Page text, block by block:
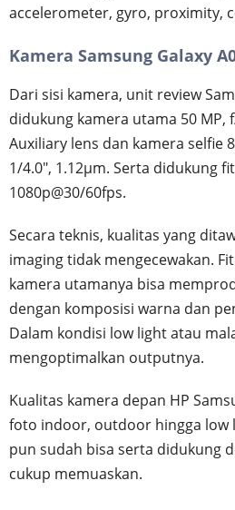
accelerometer, gyro, proximity,
Kamera Samsung Galaxy
Dari sisi kamera, unit review
didukung kamera utama 50 MP,
Auxiliary lens dan kamera selfie
1/4.0", 1.12µm. Serta didukung
1080p@30/60fps.
Secara teknis, kualitas yang
imaging tidak mengecewakan.
kamera utamanya bisa
dengan komposisi warna dan
Dalam kondisi low light atau
mengoptimalkan outputnya.
Kualitas kamera depan HP
foto indoor, outdoor hingga low
pun sudah bisa serta didukung
cukup memuaskan.